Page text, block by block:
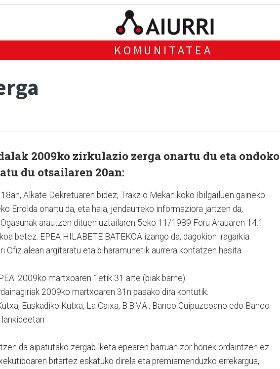
KOMUNITATEA
2009ko zirkulazio zerga onartu du eta ondoko
du otsailaren 20an:
Alkate Dekretuaren bidez, Trakzio Mekanikoko Ibilgailuen gaineko
Errolda onartu da, eta hala, jendaurreko informaziora jartzen da,
arautzen dituen uztailaren 5eko 11/1989 Foru Arauaren 14.1
betez. EPEA HILABETE BATEKOA izango da, dagokion iragarkia
Ofizialean argitaratu eta biharamunetik aurrera kontatzen hasita.
2009ko martxoaren 1etik 31 arte (biak barne).
2009ko martxoaren 31n pasako dira kontutik.
Euskadiko Kutxa, La Caixa, B.B.V.A., Banco Guipuzcoano edo Banco
da aipatutako zergabilketa epearen barruan zor horiek ordaintzen ez
bitartez eskatuko direla eta premiamenduzko errekargua,